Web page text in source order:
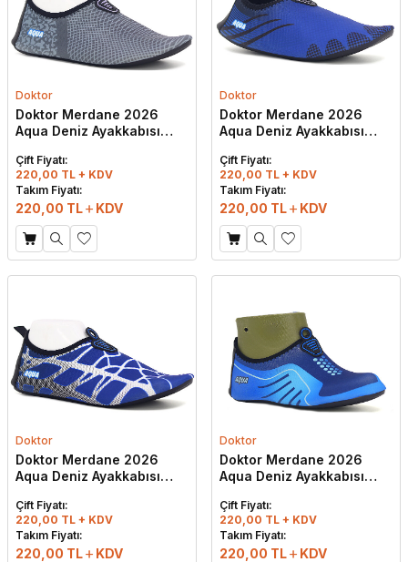
Doktor
Doktor Merdane 2026
Aqua Deniz Ayakkabısı
Çift Fiyatı:
220,00 TL + KDV
Takım Fiyatı:
220,00 TL KDV
Doktor
Doktor Merdane 2026
Aqua Deniz Ayakkabısı
Çift Fiyatı:
220,00 TL + KDV
Takım Fiyatı:
220,00 TL KDV
Doktor
Doktor Merdane 2026
Aqua Deniz Ayakkabısı
Çift Fiyatı:
220,00 TL + KDV
Takım Fiyatı:
220,00 TL KDV
Doktor
Doktor Merdane 2026
Aqua Deniz Ayakkabısı
Çift Fiyatı:
220,00 TL + KDV
Takım Fiyatı:
220,00 TL KDV